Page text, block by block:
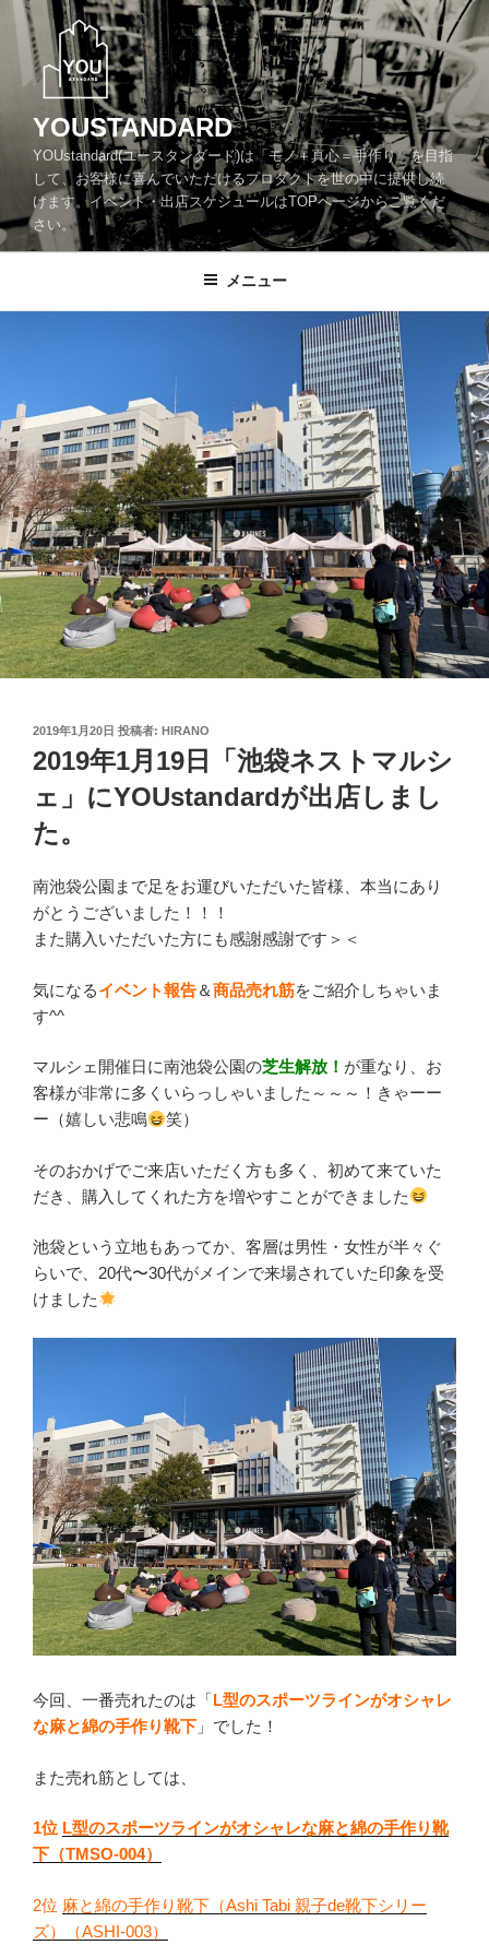
ッ
プ
YOUSTANDARD
YOUstandard(ユースタンダード)は「モノ＋真心＝手作り」を目指
して、お客様に喜んでいただけるプロダクトを世の中に提供し続
けます。イベント・出店スケジュールはTOPページからご覧くだ
さい。
メニュー
投
稿
日:
2019年1月20日 投稿者: HIRANO
2019年1月19日「池袋ネストマルシ
ェ」にYOUstandardが出店しまし
た。
南池袋公園まで足をお運びいただいた皆様、本当にあり
がとうございました！！！
また購入いただいた方にも感謝感謝です＞＜
気になるイベント報告＆商品売れ筋をご紹介しちゃいま
す^^
マルシェ開催日に南池袋公園の芝生解放！ が重なり、お
客様が非常に多くいらっしゃいました～～～！きゃーー
ー（嬉しい悲鳴
笑）
そのおかげでご来店いただく方も多く、初めて来ていた
だき、購入してくれた方を増やすことができました
池袋という立地もあってか、客層は男性・女性が半々ぐ
らいで、20代〜30代がメインで来場されていた印象を受
けました
今回、一番売れたのは「L型のスポーツラインがオシャレ
な麻と綿の手作り靴下 」でした！
また売れ筋としては、
1位 L型のスポーツラインがオシャレな麻と綿の手作り靴
下（TMSO-004）
2位 麻と綿の手作り靴下（Ashi Tabi 親子de靴下シリー
ズ）（ASHI-003）